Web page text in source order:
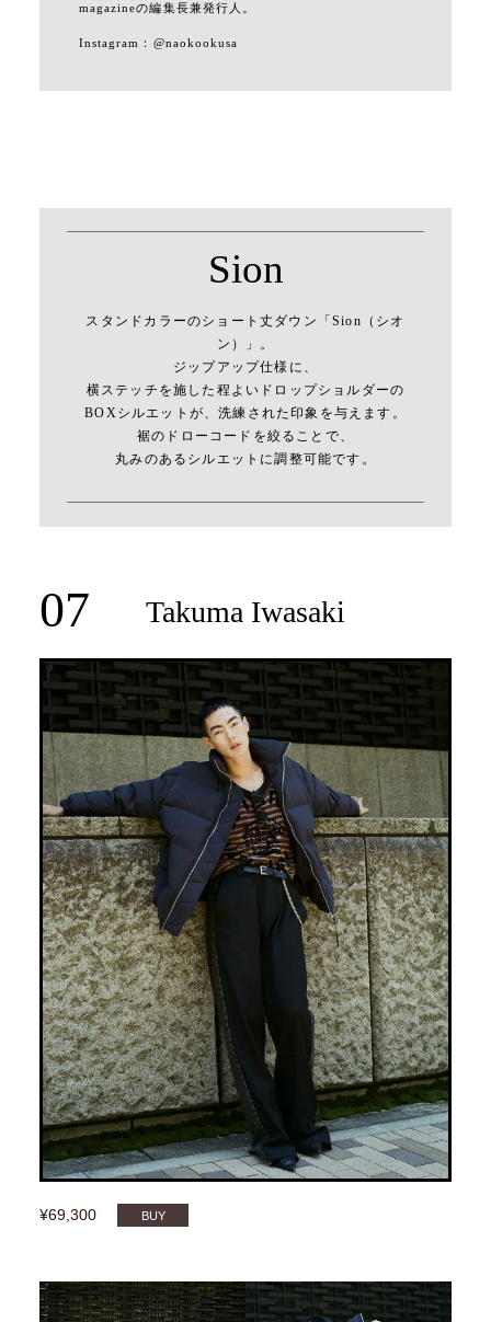
magazineの編集長兼発行人。
Instagram： @naokookusa
Sion
スタンドカラーのショート丈ダウン「Sion（シオ
ン）」。
ジップアップ仕様に、
横ステッチを施した程よいドロップショルダーの
BOXシルエットが、洗練された印象を与えます。
裾のドローコードを絞ることで、
丸みのあるシルエットに調整可能です。
07 Takuma Iwasaki
¥69,300 BUY